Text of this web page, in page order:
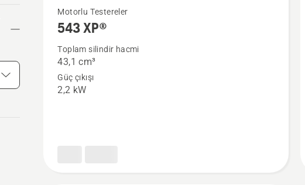
543 XP®
hakkında
daha
fazla
ayrıntı
görün
Motorlu Testereler
543 XP®
Toplam silindir hacmi
43,1 cm³
Güç çıkışı
2,2 kW